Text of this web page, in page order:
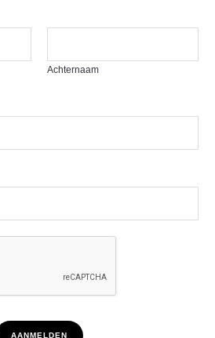
Achternaam
AANMELDEN